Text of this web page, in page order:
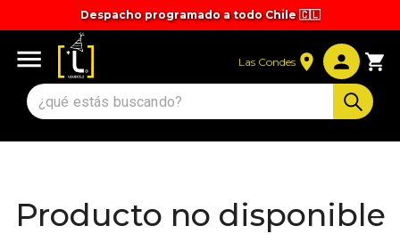
Despacho programado a todo Chile 🇨🇱
Tiempos y valores de despacho 🚚
Las Condes
Producto no disponible